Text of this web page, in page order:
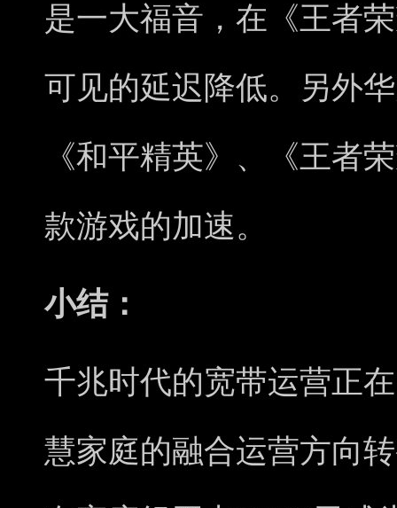
是一大福音，在《王者
可见的延迟降低。另外
《和平精英》、《王者
款游戏的加速。
小结：
千兆时代的宽带运营正
慧家庭的融合运营方向